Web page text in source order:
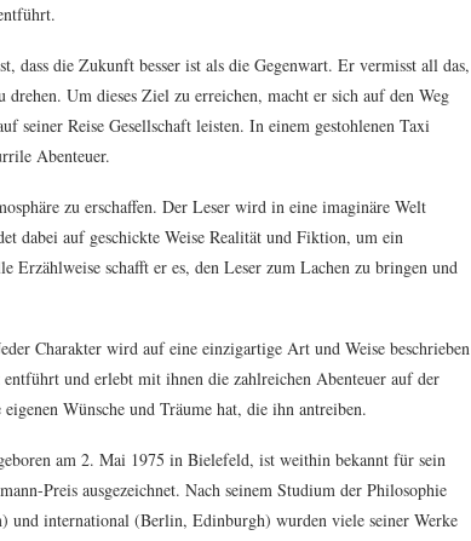
dass die Zukunft besser ist als die Gegenwart. Er vermisst all das,
Um dieses Ziel zu erreichen, macht er sich auf den Weg
seiner Reise Gesellschaft leisten. In einem gestohlenen Taxi
Abenteuer.
zu erschaffen. Der Leser wird in eine imaginäre Welt
dabei auf geschickte Weise Realität und Fiktion, um ein
schafft er es, den Leser zum Lachen zu bringen und
Charakter wird auf eine einzigartige Art und Weise beschrieben
und erlebt mit ihnen die zahlreichen Abenteuer auf der
Wünsche und Träume hat, die ihn antreiben.
am 2. Mai 1975 in Bielefeld, ist weithin bekannt für sein
Preis ausgezeichnet. Nach seinem Studium der Philosophie
und international (Berlin, Edinburgh) wurden viele seiner Werke